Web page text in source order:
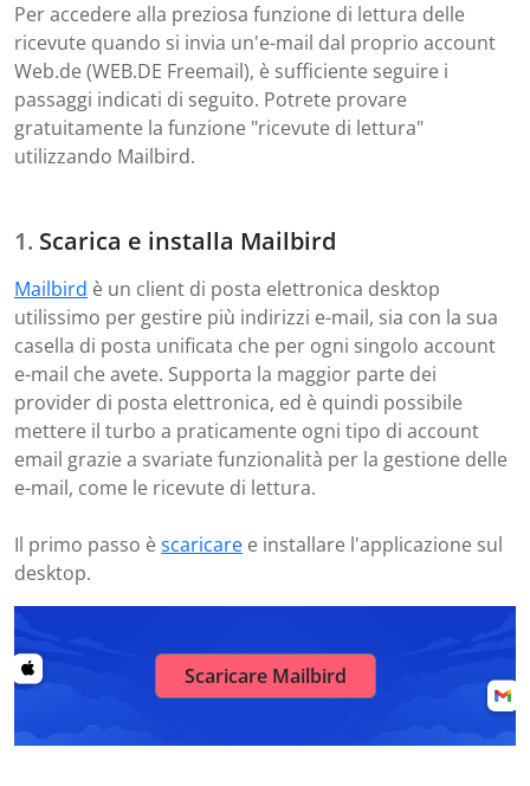
Per accedere alla preziosa funzione di lettura delle
ricevute quando si invia un'e-mail dal proprio account
Web.de (WEB.DE Freemail), è sufficiente seguire i
passaggi indicati di seguito. Potrete provare
gratuitamente la funzione "ricevute di lettura"
utilizzando Mailbird.
Scarica e installa Mailbird
Mailbird è un client di posta elettronica desktop
utilissimo per gestire più indirizzi e-mail, sia con la sua
casella di posta unificata che per ogni singolo account
e-mail che avete. Supporta la maggior parte dei
provider di posta elettronica, ed è quindi possibile
mettere il turbo a praticamente ogni tipo di account
email grazie a svariate funzionalità per la gestione delle
e-mail, come le ricevute di lettura.
Il primo passo èscaricare e installare l'applicazione sul
desktop.
Scaricare Mailbird